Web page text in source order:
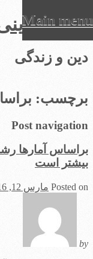
عرفان
دین و زندگی
Main menu
to
content
برچسب:
Post navigation
براساس آمارها
بیشتر است
Posted on مارس 12, 2016
by